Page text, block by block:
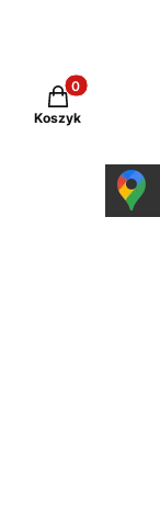
Produkty w
Koszyk